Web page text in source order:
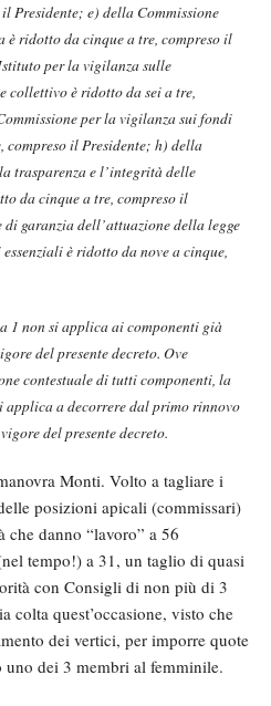
Presidente; e) della Commissione
è ridotto da cinque a tre, compreso il
per la vigilanza sulle
collettivo è ridotto da sei a tre,
per la vigilanza sui fondi
compreso il Presidente; h) della
trasparenza e l’integrità delle
da cinque a tre, compreso il
garanzia dell’attuazione della legge
è ridotto da nove a cinque,
1 non si applica ai componenti già
del presente decreto. Ove
contestuale di tutti componenti, la
applica a decorrere dal primo rinnovo
del presente decreto.
Monti. Volto a tagliare i
posizioni apicali (commissari)
danno “lavoro” a 56
tempo!) a 31, un taglio di quasi
con Consigli di non più di 3
colta quest’occasione, visto che
dei vertici, per imporre quote
dei 3 membri al femminile.